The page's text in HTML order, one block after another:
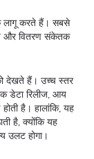
लागू करते हैं। सबसे
और वितरण संकेतक
देखते हैं। उच्च स्तर
डेटा रिलीज, आय
है। हालांकि, यह
है, क्योंकि यह
उलट होगा।